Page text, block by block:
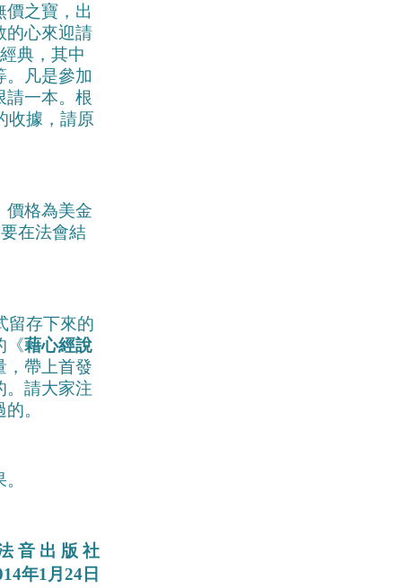
之寶，出
的心來迎請
典，其中
。凡是參加
請一本。根
收據，請原
格為美金
在法會結
留存下來的
《藉心經說
，帶上首發
。請大家注
。
音 出 版 社
年1月24日